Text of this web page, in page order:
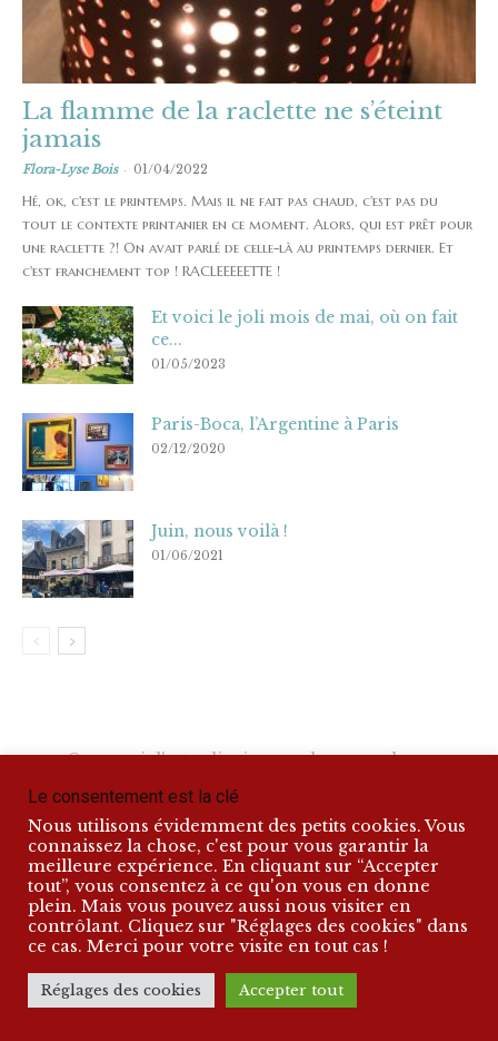
La flamme de la raclette ne s’éteint
jamais
Flora-Lyse Bois - 01/04/2022
Hé, ok, c'est le printemps. Mais il ne fait pas chaud, c'est pas du
tout le contexte printanier en ce moment. Alors, qui est prêt pour
une raclette ?! On avait parlé de celle-là au printemps dernier. Et
c'est franchement top ! RACLEEEEETTE !
Et voici le joli mois de mai, où on fait
ce...
01/05/2023
Paris-Boca, l’Argentine à Paris
02/12/2020
Juin, nous voilà !
01/06/2021
Que serait l'art culinaire sans la casserole,
Alexandre Dumas, Grand dictionnaire de cuisine (1872)
Le consentement est la clé
Nous utilisons évidemment des petits cookies. Vous
connaissez la chose, c'est pour vous garantir la
meilleure expérience. En cliquant sur “Accepter
tout”, vous consentez à ce qu'on vous en donne
plein. Mais vous pouvez aussi nous visiter en
contrôlant. Cliquez sur "Réglages des cookies" dans
ce cas. Merci pour votre visite en tout cas !
Réglages des cookies Accepter tout